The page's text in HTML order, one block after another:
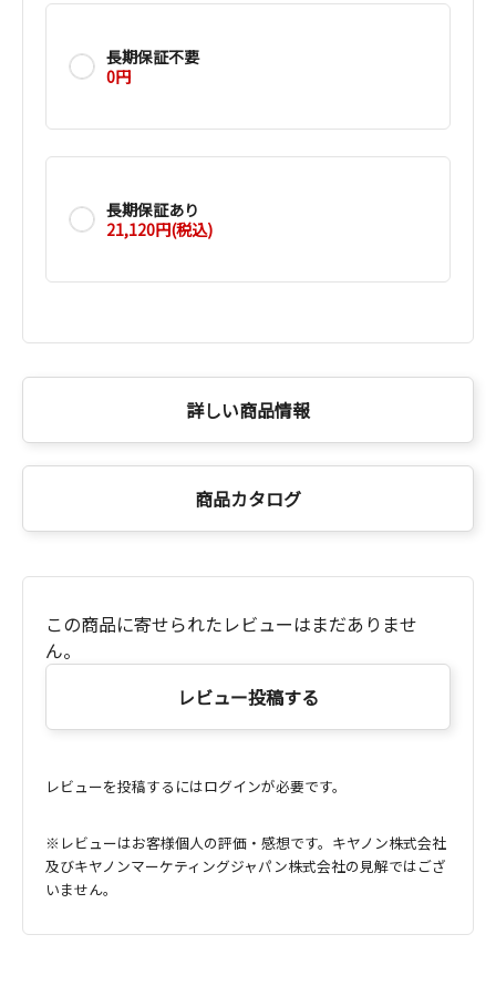
長期保証不要
0円
長期保証あり
21,120円(税込)
詳しい商品情報
商品カタログ
この商品に寄せられたレビューはまだありませ
ん。
レビュー投稿する
レビューを投稿するにはログインが必要です。
※レビューはお客様個人の評価・感想です。キヤノン株式会社
及びキヤノンマーケティングジャパン株式会社の見解ではござ
いません。